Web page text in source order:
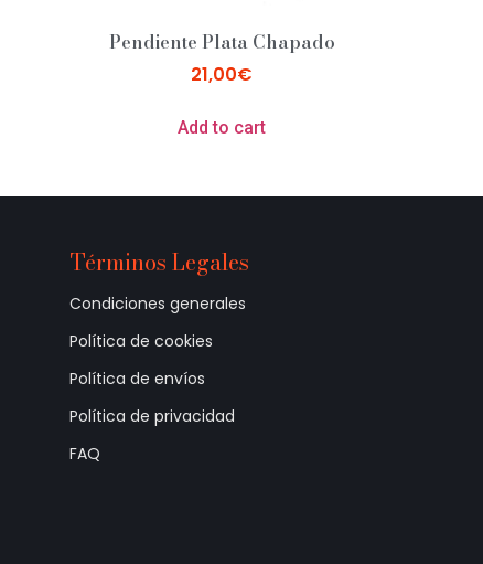
Pendiente Plata Chapado
21,00€
Add to cart
Términos Legales
Condiciones generales
Política de cookies
Política de envíos
Política de privacidad
FAQ